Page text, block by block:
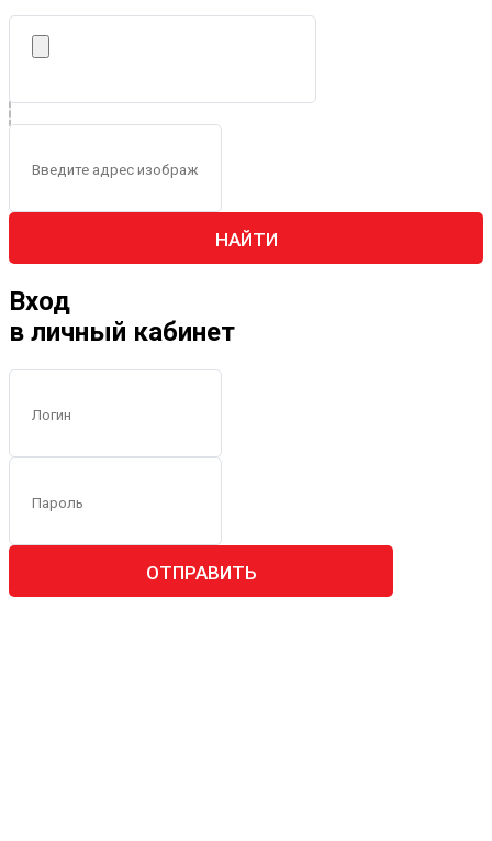
НАЙТИ
Вход
в личный кабинет
ОТПРАВИТЬ